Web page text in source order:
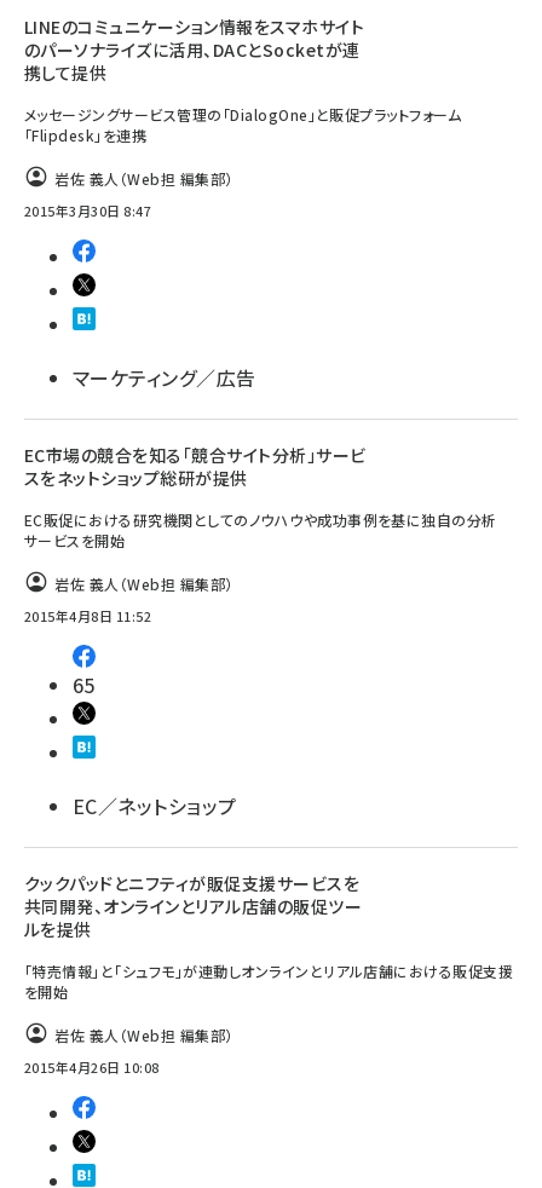
LINEのコミュニケーション情報をスマホサイト
のパーソナライズに活用、DACとSocketが連
携して提供
メッセージングサービス管理の「DialogOne」と販促プラットフォーム
「Flipdesk」を連携
岩佐 義人（Web担 編集部）
2015年3月30日 8:47
マーケティング／広告
EC市場の競合を知る「競合サイト分析」サービ
スをネットショップ総研が提供
EC販促における研究機関としてのノウハウや成功事例を基に独自の分析
サービスを開始
岩佐 義人（Web担 編集部）
2015年4月8日 11:52
65
EC／ネットショップ
クックパッドとニフティが販促支援サービスを
共同開発、オンラインとリアル店舗の販促ツー
ルを提供
「特売情報」と「シュフモ」が連動しオンラインとリアル店舗における販促支援
を開始
岩佐 義人（Web担 編集部）
2015年4月26日 10:08